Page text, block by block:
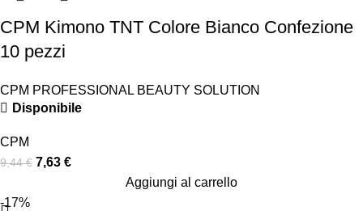
CPM Kimono TNT Colore Bianco Confezione
10 pezzi
CPM PROFESSIONAL BEAUTY SOLUTION
Disponibile
CPM
9,44€ 7,63 €
Aggiungi al carrello
-17%